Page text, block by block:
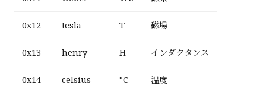
0x12 tesla T 磁場
0x13 henry H インダクタンス
0x14 celsius °C 温度